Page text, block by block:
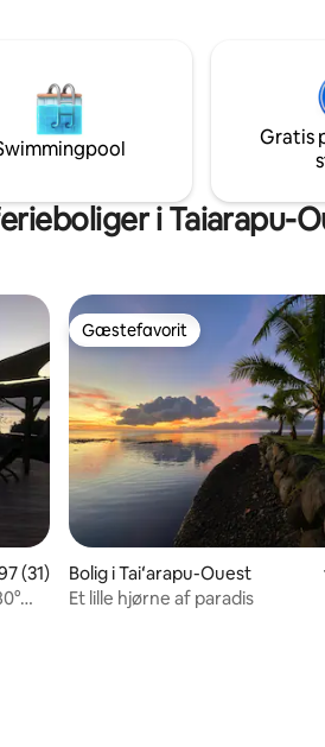
Som indfødt på Tahiti og
kan jeg tilbyde dig en udflugt i
med dine venner eller din
Gratis
i Taiarapu-
ud af 5 i gennemsnitlig bedømmelse,
(31)
Gæstefavorit
Gæstefavorit
Bolig i Taiʻarapu-Ouest
Et lille hjørne af paradis